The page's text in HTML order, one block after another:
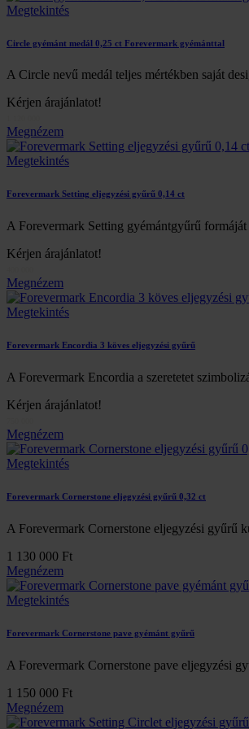
Megtekintés
Circle gyémánt medál 0,25 ct Forevermark gyémánttal
A Circle nevű medál teljes mértékben saját
Kérjen árajánlatot!
Megnézem
Megtekintés
Forevermark Setting eljegyzési gyűrű 0,14 ct
A Forevermark Setting gyémántgyűrű
Kérjen árajánlatot!
Megnézem
Megtekintés
Forevermark Encordia 3 köves eljegyzési gyűrű
A Forevermark Encordia a szeretetet
Kérjen árajánlatot!
Megnézem
Megtekintés
Forevermark Cornerstone eljegyzési gyűrű 0,32 ct
A Forevermark Cornerstone eljegyzési gyűrű
1 130 000 Ft
Megnézem
Megtekintés
Forevermark Cornerstone pave gyémánt gyűrű
A Forevermark Cornerstone pave eljegyzési
1 150 000 Ft
Megnézem